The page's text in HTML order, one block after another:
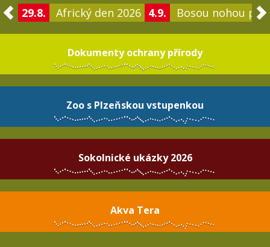
29.8. Africký den 2026 4.9. Bosou nohou po
Dokumenty ochrany přírody
Zoo s Plzeňskou vstupenkou
Sokolnické ukázky 2026
Akva Tera